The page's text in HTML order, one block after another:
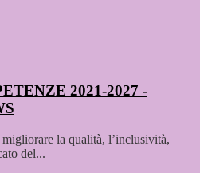
2021-2027 -
la qualità, l’inclusività,
del...